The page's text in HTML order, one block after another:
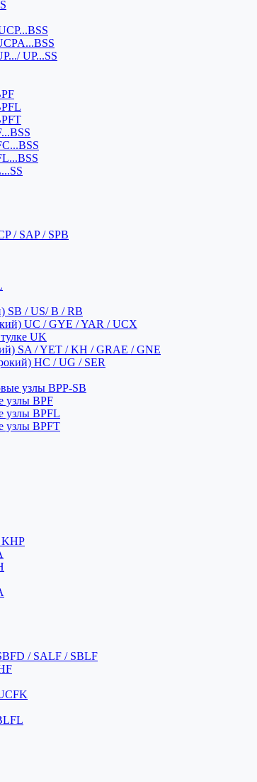
UP...SS
/ SAP / SPB
SB / US/ B / RB
UC / GYE / YAR / UCX
UK
SA / YET / KH / GRAE / GNE
HC / UG / SER
узлы BPP-SB
узлы BPF
узлы BPFL
узлы BPFT
KHP
/ SALF / SBLF